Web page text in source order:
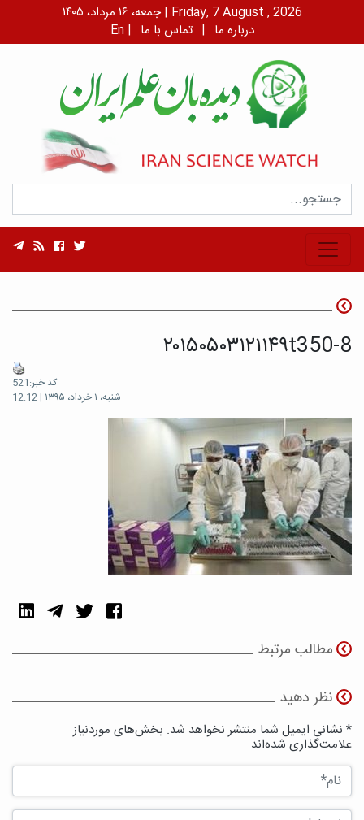
جمعه، ۱۶ مرداد، ۱۴۰۵ | Friday, 7 August , 2026
En | درباره ما | تماس با ما
۲۰۱۵۰۵۰۳۱۲۱۱۴۹t350-8
کد خبر:521
شنبه، ۱ خرداد، ۱۳۹۵ | 12:12
مطالب مرتبط
نظر دهید
* نشانی ایمیل شما منتشر نخواهد شد. بخش‌های موردنیاز
علامت‌گذاری شده‌اند